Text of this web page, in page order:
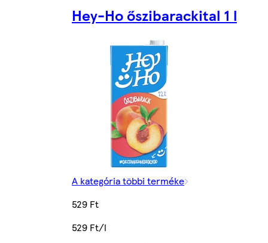
Hey-Ho őszibarackital 1 l
A kategória többi terméke
529 Ft
529 Ft/l